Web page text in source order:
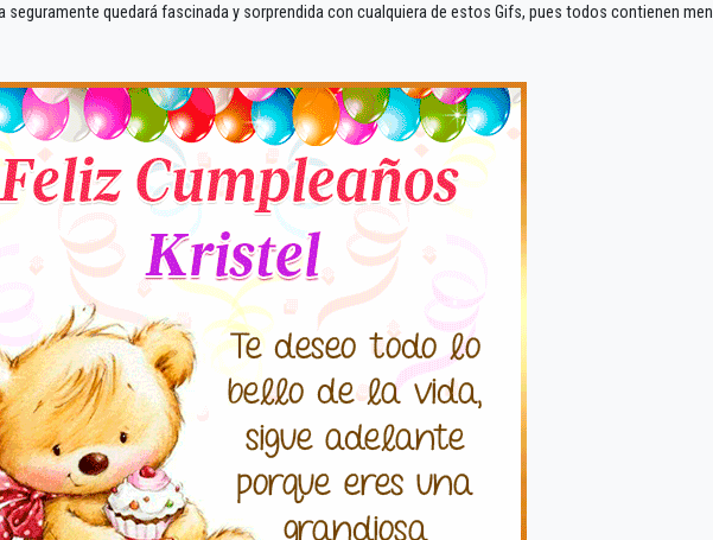
seguramente quedará fascinada y sorprendida con cualquiera de estos Gifs, pues todos contienen